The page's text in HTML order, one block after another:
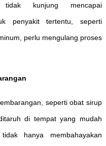
kunjung mencapai
penyakit tertentu, seperti
perlu mengulang proses
seperti obat sirup
di tempat yang mudah
hanya membahayakan